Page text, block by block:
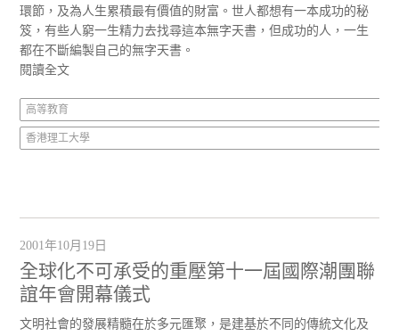
環節，及為人生累積最有價值的財富。世人都想有一本成功的秘
笈，有些人窮一生精力去找尋這本無字天書，但成功的人，一生
都在不斷編製自己的無字天書。
閱讀全文
高等教育
香港理工大學
2001年10月19日
全球化不可承受的重壓第十一屆國際潮團聯
誼年會開幕儀式
文明社會的發展精髓在於多元匯聚，是建基於不同的傳統文化及